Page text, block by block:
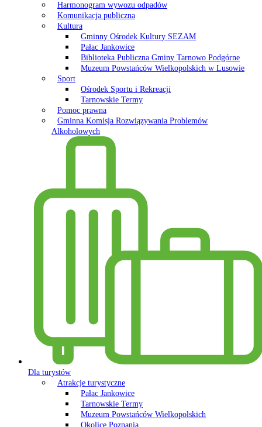
Harmonogram wywozu odpadów
Komunikacja publiczna
Kultura
Gminny Ośrodek Kultury SEZAM
Pałac Jankowice
Biblioteka Publiczna Gminy Tarnowo Podgórne
Muzeum Powstańców Wielkopolskich w Lusowie
Sport
Ośrodek Sportu i Rekreacji
Tarnowskie Termy
Pomoc prawna
Gminna Komisja Rozwiązywania Problemów
Alkoholowych
Dla turystów
Atrakcje turystyczne
Pałac Jankowice
Tarnowskie Termy
Muzeum Powstańców Wielkopolskich
Okolice Poznania